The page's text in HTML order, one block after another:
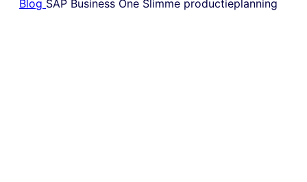
Blog SAP Business One Slimme productieplanning